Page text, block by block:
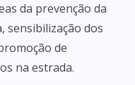
da prevenção da
sensibilização dos
de
na estrada.